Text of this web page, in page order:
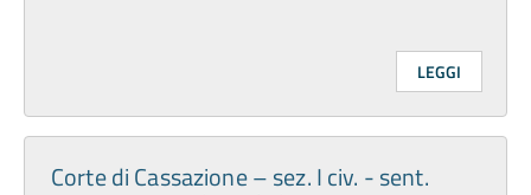
LEGGI
Corte di Cassazione – sez. I civ. - sent.